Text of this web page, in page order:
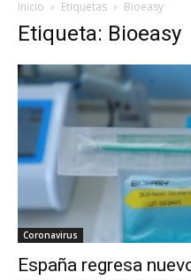
Inicio Etiquetas Bioeasy
Etiqueta: Bioeasy
Coronavirus
España regresa